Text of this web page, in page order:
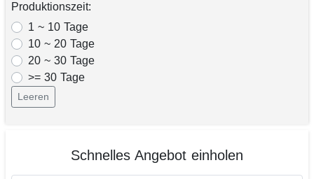
Produktionszeit:
1 ~ 10 Tage
10 ~ 20 Tage
20 ~ 30 Tage
>= 30 Tage
Leeren
Schnelles Angebot einholen